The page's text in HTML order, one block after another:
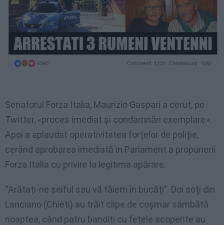
Senatorul Forza Italia, Maurizio Gaspari a cerut, pe
Twitter, «proces imediat și condamnări exemplare».
Apoi a aplaudat operativitatea forțelor de poliție,
cerând aprobarea imediată în Parlament a propunerii
Forza Italia cu privire la legitima apărare.
“Arătați-ne seiful sau vă tăiem în bucăți”. Doi soți din
Lanciano (Chieti) au trăit clipe de coșmar sâmbătă
noaptea, când patru bandiți cu fețele acoperite au